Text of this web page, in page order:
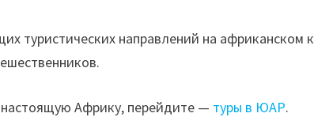
направлений на африканском
настоящую Африку, перейдите — туры в ЮАР.